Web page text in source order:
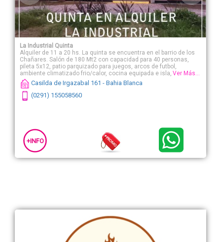
La Industrial Quinta
Alquiler de 11 a 20 hs. La quinta se encuentra en el barrio de los
Chañares. Salón de 180 Mt2 con capacidad para 40 personas,
pileta 5x12, patio parquizado para juegos, arcos de futbol,
ambiente climatizado frio/calor, cocina equipada e isla, galeria
con parrilla y sillones, patio de fuego con asador.
Ver Más...
Casilda de Irgazabal 161 - Bahia Blanca
(0291) 155058560
+INFO